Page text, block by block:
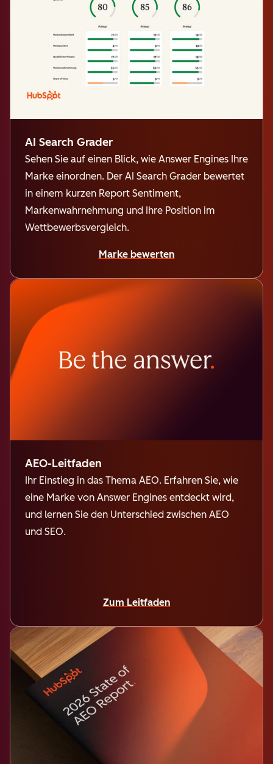
AI Search Grader
Sehen Sie auf einen Blick, wie Answer Engines Ihre
Marke einordnen. Der AI Search Grader bewertet
in einem kurzen Report Sentiment,
Markenwahrnehmung und Ihre Position im
Wettbewerbsvergleich.
Marke bewerten
AEO-Leitfaden
Ihr Einstieg in das Thema AEO. Erfahren Sie, wie
eine Marke von Answer Engines entdeckt wird,
und lernen Sie den Unterschied zwischen AEO
und SEO.
Zum Leitfaden